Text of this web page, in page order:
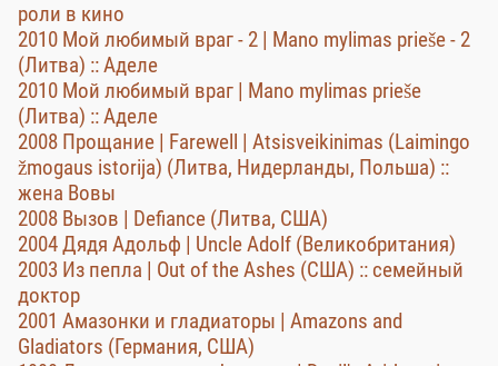
роли в кино
2010 Мой любимый враг - 2 | Mano mylimas prieše - 2
(Литва) :: Аделе
2010 Мой любимый враг | Mano mylimas prieše
(Литва) :: Аделе
2008 Прощание | Farewell | Atsisveikinimas (Laimingo
žmogaus istorija) (Литва, Нидерланды, Польша) ::
жена Вовы
2008 Вызов | Defiance (Литва, США)
2004 Дядя Адольф | Uncle Adolf (Великобритания)
2003 Из пепла | Out of the Ashes (США) :: семейный
доктор
2001 Амазонки и гладиаторы | Amazons and
Gladiators (Германия, США)